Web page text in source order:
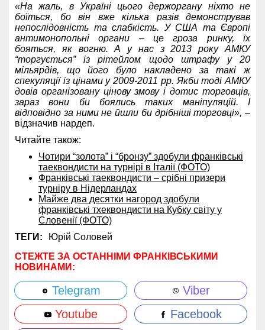
«На жаль, в Україні цього держоргану ніхто не
боїться, бо він вже кілька разів демонстрував
непослідовність та слабкість. У США та Європі
антимонопольні органи – це гроза ринку, їх
бояться, як вогню. А у нас з 2013 року АМКУ
“торгується” із рітейлом щодо штрафу у 20
мільярдів, що його було накладено за такі ж
спекуляції із цінами у 2009-2011 рр. Якби тоді АМКУ
довів організовану цінову змову і дотис торговців,
зараз вони би боялись таких маніпуляцій. І
відповідно за ними не йшли би дрібніші торговці», –
відзначив нардеп.
Читайте також:
Чотири “золота” і “бронзу” здобули франківські
таеквондисти на турнірі в Італії (ФОТО)
Франківські таеквондисти – срібні призери
турніру в Нідерландах
Майже два десятки нагород здобули
франківські тхеквондисти на Кубку світу у
Словенії (ФОТО)
ТЕГИ:
Юрій Соловей
СТЕЖТЕ ЗА ОСТАННІМИ ФРАНКІВСЬКИМИ
НОВИНАМИ:
Telegram
Viber
Youtube
Facebook